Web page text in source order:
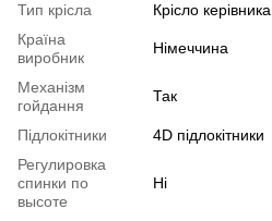
Тип крісла
Крісло керівника
Країна
виробник
Німеччина
Механізм
гойдання
Так
Підлокітники
4D підлокітники
Регулировка
спинки по
высоте
Ні